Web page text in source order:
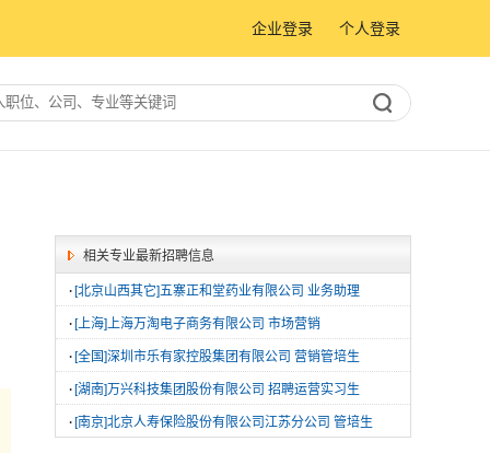
企业登录 个人登录
相关专业最新招聘信息
· [北京山西其它]五寨正和堂药业有限公司 业务助理
· [上海]上海万淘电子商务有限公司 市场营销
· [全国]深圳市乐有家控股集团有限公司 营销管培生
· [湖南]万兴科技集团股份有限公司 招聘运营实习生
· [南京]北京人寿保险股份有限公司江苏分公司 管培生